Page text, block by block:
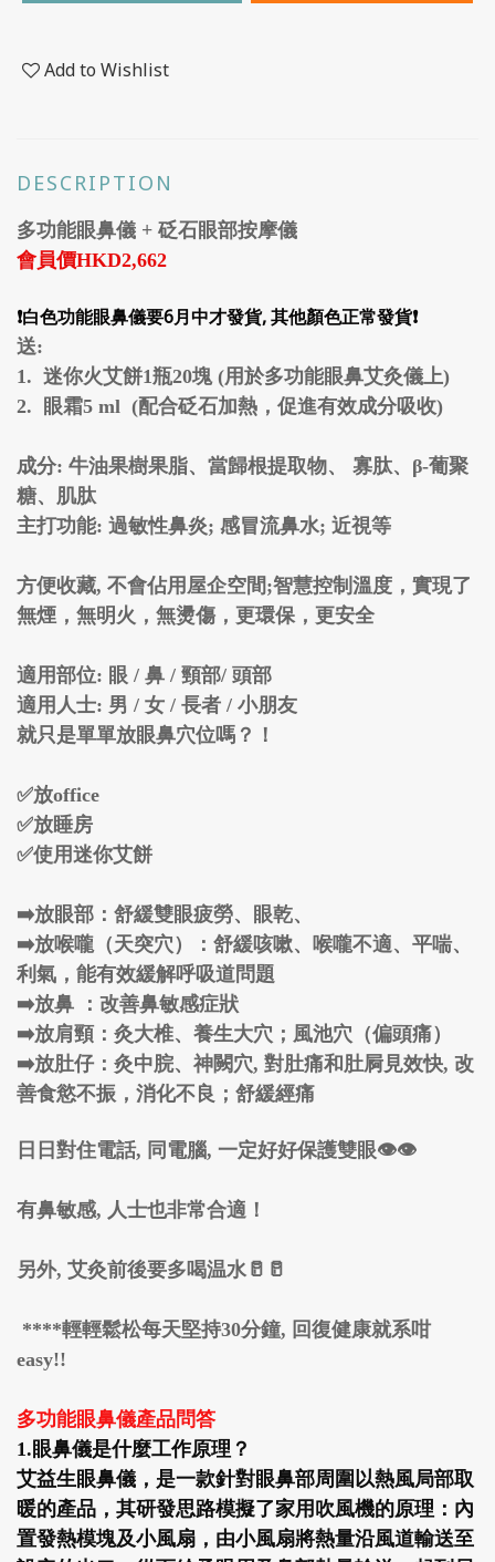
Add to Wishlist
DESCRIPTION
多功能眼鼻儀 + 砭石眼部按摩儀
會員價HKD2,662
❗白色功能眼鼻儀要6月中才發貨, 其他顏色正常發貨❗
送:
1. 迷你火艾餅1瓶20塊 (用於多功能眼鼻艾灸儀上)
2. 眼霜5 ml (配合砭石加熱，促進有效成分吸收)
成分: 牛油果樹果脂、當歸根提取物、 寡肽、β-葡聚
糖、肌肽
主打功能: 過敏性鼻炎; 感冒流鼻水; 近視等
方便收藏, 不會佔用屋企空間;智慧控制溫度，實現了
無煙，無明火，無燙傷，更環保，更安全
適用部位: 眼 / 鼻 / 頸部/ 頭部
適用人士: 男 / 女 / 長者 / 小朋友
就只是單單放眼鼻穴位嗎？！
✅放office
✅放睡房
✅使用迷你艾餅
➡️放眼部：舒緩雙眼疲勞、眼乾、
➡️放喉嚨（天突穴）：舒緩咳嗽、喉嚨不適、平喘、
利氣，能有效緩解呼吸道問題
➡️放鼻 ：改善鼻敏感症狀
➡️放肩頸：灸大椎、養生大穴；風池穴（偏頭痛）
➡️放肚仔：灸中脘、神闕穴, 對肚痛和肚屙見效快, 改
善食慾不振，消化不良；舒緩經痛
日日對住電話, 同電腦, 一定好好保護雙眼👁️👁️
有鼻敏感, 人士也非常合適！
另外, 艾灸前後要多喝温水🥛🥛
****輕輕鬆松每天堅持30分鐘, 回復健康就系咁
easy!!
多功能眼鼻儀產品問答
1.眼鼻儀是什麼工作原理？
艾益生眼鼻儀，是一款針對眼鼻部周圍以熱風局部取
暖的產品，其研發思路模擬了家用吹風機的原理：內
置發熱模塊及小風扇，由小風扇將熱量沿風道輸送至